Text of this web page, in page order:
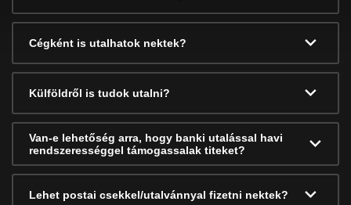
Cégként is utalhatok nektek?
Külföldről is tudok utalni?
Van-e lehetőség arra, hogy banki utalással havi
rendszerességgel támogassalak titeket?
Lehet postai csekkel/utalvánnyal fizetni nektek?